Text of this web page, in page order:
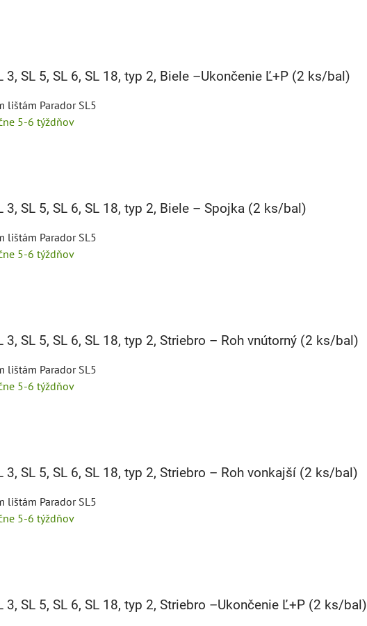
3, SL 5, SL 6, SL 18, typ 2, Biele –Ukončenie Ľ+P (2 ks/bal)
lištám Parador SL5
5-6 týždňov
3, SL 5, SL 6, SL 18, typ 2, Biele – Spojka (2 ks/bal)
lištám Parador SL5
5-6 týždňov
3, SL 5, SL 6, SL 18, typ 2, Striebro – Roh vnútorný (2 ks/bal)
lištám Parador SL5
5-6 týždňov
3, SL 5, SL 6, SL 18, typ 2, Striebro – Roh vonkajší (2 ks/bal)
lištám Parador SL5
5-6 týždňov
3, SL 5, SL 6, SL 18, typ 2, Striebro –Ukončenie Ľ+P (2 ks/bal)